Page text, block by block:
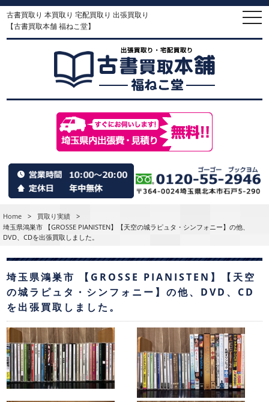
古書買取り 本買取り 宅配買取り 出張買取り
【古書買取本舗 福ねこ堂】
Home > 買取り実績
>
埼玉県鴻巣市 【GROSSE PIANISTEN】【天空の城ラピュタ・シンフォニー】の他、
DVD、CDを出張買取しました。
埼玉県鴻巣市 【GROSSE PIANISTEN】【天空
の城ラピュタ・シンフォニー】の他、DVD、CD
を出張買取しました。